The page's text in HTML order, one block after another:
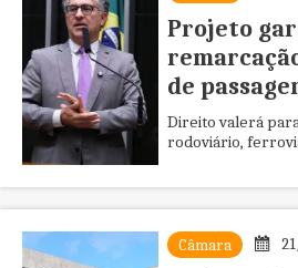
Projeto
de
Direito valerá
rodoviário,
Câmara